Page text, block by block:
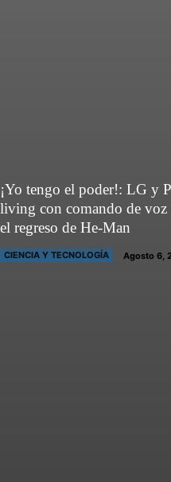
¡Yo tengo el poder!: LG y
living con comando de voz
el regreso de He-Man
CIENCIA Y TECNOLOGÍA Agosto 6,